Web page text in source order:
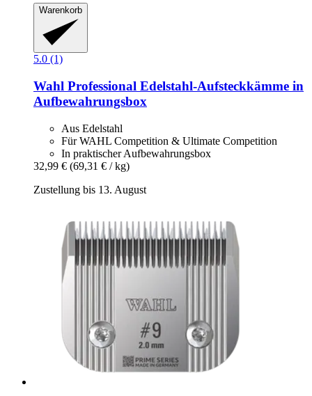
Warenkorb
5.0 (1)
Wahl Professional Edelstahl-​Aufsteckkämme in
Aufbewahrungsbox
Aus Edelstahl
Für WAHL Competition & Ultimate Competition
In praktischer Aufbewahrungsbox
32,99 € (69,31 € / kg)
Zustellung bis 13. August